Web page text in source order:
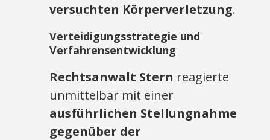
versuchten Körperverletzung.
Verteidigungsstrategie und
Verfahrensentwicklung
Rechtsanwalt Stern reagierte
unmittelbar mit einer
ausführlichen Stellungnahme
gegenüber der